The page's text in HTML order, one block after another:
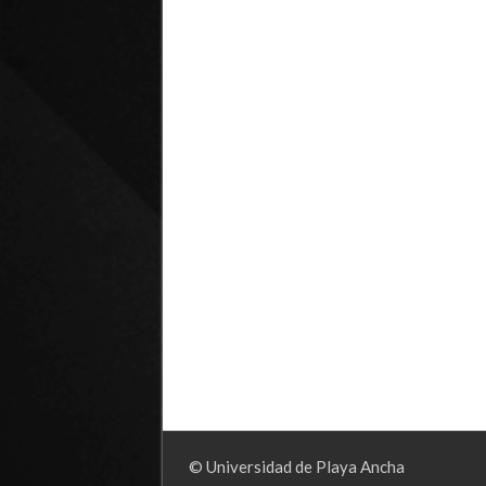
© Universidad de Playa Ancha